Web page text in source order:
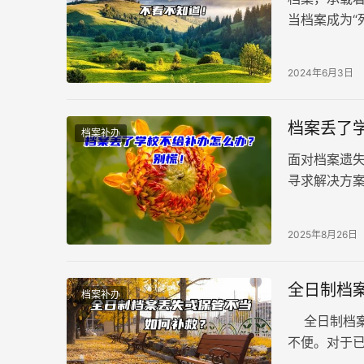
当档案成为
2024年6月3日
档案补办 档案丢了
面对档案遗
寻求解决方
2025年8月26日
档案补办 全日制档
全日制档
不便。对于